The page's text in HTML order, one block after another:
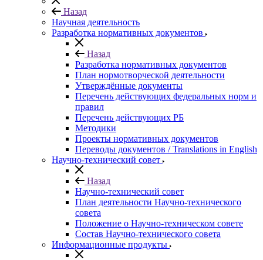
Назад
Научная деятельность
Разработка нормативных документов
Назад
Разработка нормативных документов
План нормотворческой деятельности
Утверждённые документы
Перечень действующих федеральных норм и
правил
Перечень действующих РБ
Методики
Проекты нормативных документов
Переводы документов / Translations in English
Научно-технический совет
Назад
Научно-технический совет
План деятельности Научно-технического
совета
Положение о Научно-техническом совете
Состав Научно-технического совета
Информационные продукты